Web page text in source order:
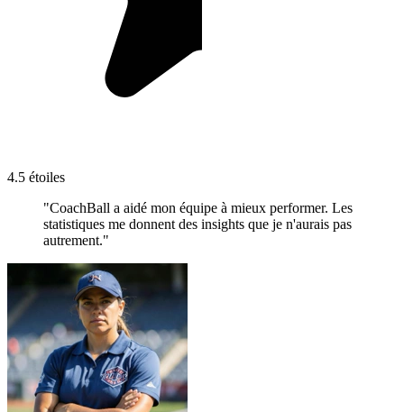
4.5 étoiles
"CoachBall a aidé mon équipe à mieux performer. Les
statistiques me donnent des insights que je n'aurais pas
autrement."